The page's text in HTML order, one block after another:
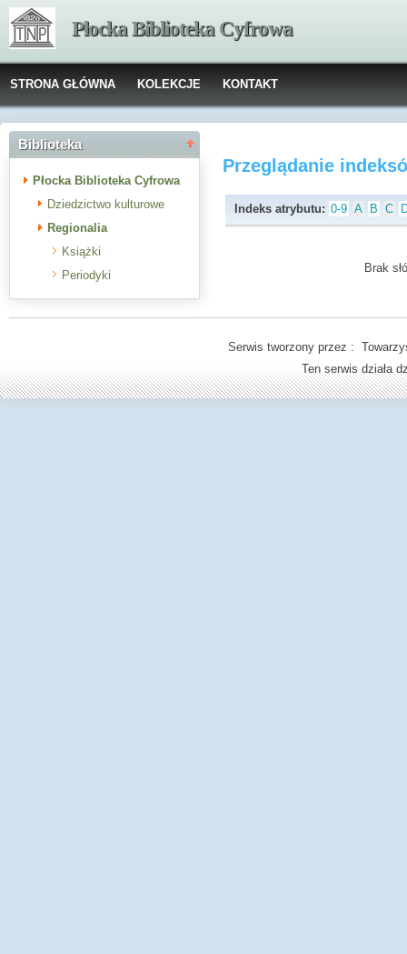
Płocka Biblioteka Cyfrowa
STRONA GŁÓWNA KOLEKCJE KONTAKT
Biblioteka
Płocka Biblioteka Cyfrowa
Dziedzictwo kulturowe
Regionalia
Książki
Periodyki
Przeglądanie
Indeks atrybutu: 0-9 A B C
Brak
Serwis tworzony przez :
Ten serwis działa